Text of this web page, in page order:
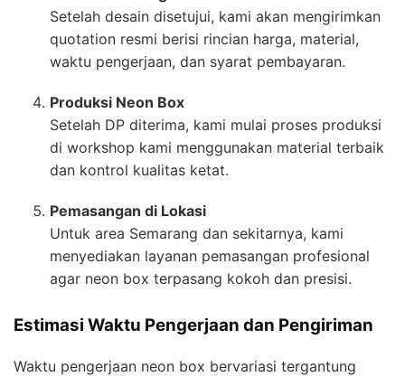
Setelah desain disetujui, kami akan mengirimkan
quotation resmi berisi rincian harga, material,
waktu pengerjaan, dan syarat pembayaran.
Produksi Neon Box
Setelah DP diterima, kami mulai proses produksi
di workshop kami menggunakan material terbaik
dan kontrol kualitas ketat.
Pemasangan di Lokasi
Untuk area Semarang dan sekitarnya, kami
menyediakan layanan pemasangan profesional
agar neon box terpasang kokoh dan presisi.
Estimasi Waktu Pengerjaan dan Pengiriman
Waktu pengerjaan neon box bervariasi tergantung